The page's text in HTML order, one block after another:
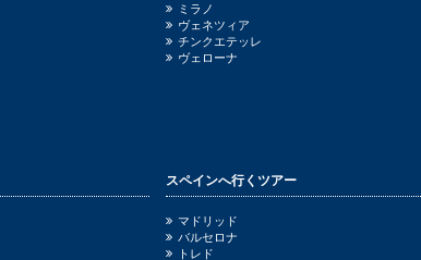
ミラノ
ヴェネツィア
チンクエテッレ
ヴェローナ
スペインへ行くツアー
マドリッド
バルセロナ
トレド